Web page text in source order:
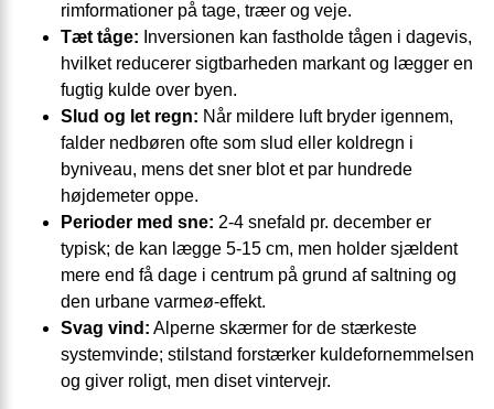
rimformationer på tage, træer og veje.
Tæt tåge: Inversionen kan fastholde tågen i dagevis,
hvilket reducerer sigtbarheden markant og lægger en
fugtig kulde over byen.
Slud og let regn: Når mildere luft bryder igennem,
falder nedbøren ofte som slud eller koldregn i
byniveau, mens det sner blot et par hundrede
højdemeter oppe.
Perioder med sne: 2-4 snefald pr. december er
typisk; de kan lægge 5-15 cm, men holder sjældent
mere end få dage i centrum på grund af saltning og
den urbane varmeø-effekt.
Svag vind: Alperne skærmer for de stærkeste
systemvinde; stilstand forstærker kuldefornemmelsen
og giver roligt, men diset vintervejr.